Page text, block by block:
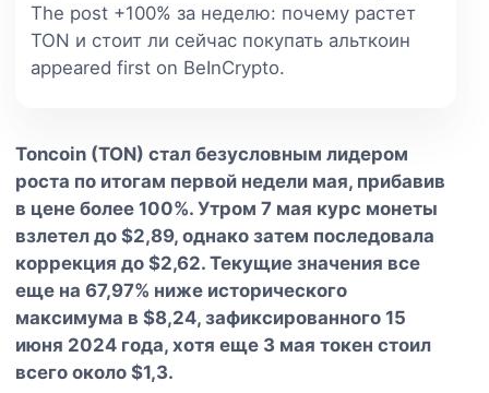
The post +100% за неделю: почему растет
TON и стоит ли сейчас покупать альткоин
appeared first on BeInCrypto.
Toncoin (TON) стал безусловным лидером
роста по итогам первой недели мая, прибавив
в цене более 100%. Утром 7 мая курс монеты
взлетел до $2,89, однако затем последовала
коррекция до $2,62. Текущие значения все
еще на 67,97% ниже исторического
максимума в $8,24, зафиксированного 15
июня 2024 года, хотя еще 3 мая токен стоил
всего около $1,3.